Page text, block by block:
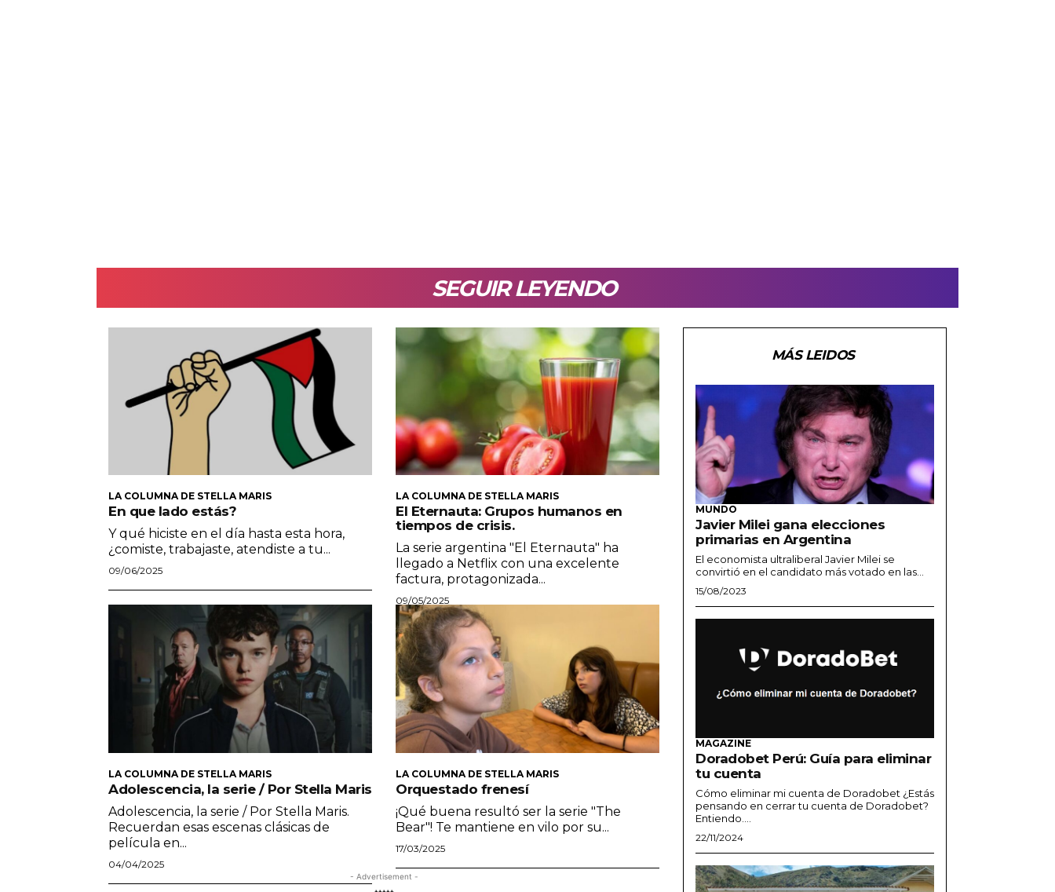
SEGUIR LEYENDO
LA COLUMNA DE STELLA MARIS
En que lado estás?
Y qué hiciste en el día hasta esta hora,
¿comiste, trabajaste, atendiste a tu...
09/06/2025
LA COLUMNA DE STELLA MARIS
El Eternauta: Grupos humanos en
tiempos de crisis.
La serie argentina "El Eternauta" ha
llegado a Netflix con una excelente
factura, protagonizada...
09/05/2025
LA COLUMNA DE STELLA MARIS
Adolescencia, la serie / Por Stella Maris
Adolescencia, la serie / Por Stella Maris.
Recuerdan esas escenas clásicas de
película en...
04/04/2025
LA COLUMNA DE STELLA MARIS
Orquestado frenesí
¡Qué buena resultó ser la serie "The
Bear"! Te mantiene en vilo por su...
17/03/2025
- Advertisement -
MÁS LEIDOS
MUNDO
Javier Milei gana elecciones
primarias en Argentina
El economista ultraliberal Javier Milei se
convirtió en el candidato más votado en las...
15/08/2023
MAGAZINE
Doradobet Perú: Guía para eliminar
tu cuenta
Cómo eliminar mi cuenta de Doradobet ¿Estás
pensando en cerrar tu cuenta de Doradobet?
Entiendo....
22/11/2024